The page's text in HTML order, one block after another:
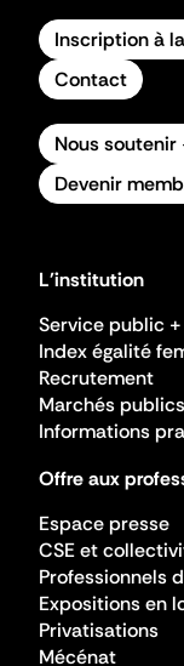
Inscription à
Contact
Nous soutenir
Devenir
L'institution
Service public +
Index égalité
Recrutement
Marchés publics
Informations
Offre aux
Espace presse
CSE et
Professionnels
Expositions en
Privatisations
Mécénat